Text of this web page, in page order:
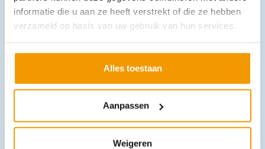
informatie die u aan ze heeft verstrekt of die ze hebben
verzameld op basis van uw gebruik van hun services.
Alles toestaan
Aanpassen
Weigeren
In winkelwagen
Leverbaar